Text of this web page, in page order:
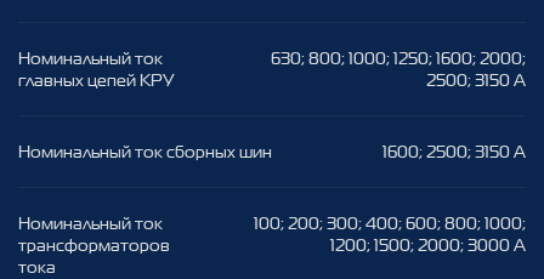
Номинальный ток
главных цепей КРУ
630; 800; 1000; 1250; 1600; 2000;
2500; 3150 А
Номинальный ток сборных шин 1600; 2500; 3150 А
Номинальный ток
трансформаторов
тока
100; 200; 300; 400; 600; 800; 1000;
1200; 1500; 2000; 3000 А